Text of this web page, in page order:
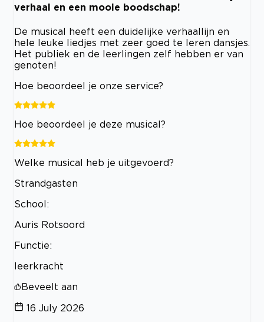
verhaal en een mooie boodschap!
De musical heeft een duidelijke verhaallijn en
hele leuke liedjes met zeer goed te leren dansjes.
Het publiek en de leerlingen zelf hebben er van
genoten!
Hoe beoordeel je onze service?
Hoe beoordeel je deze musical?
Welke musical heb je uitgevoerd?
Strandgasten
School:
Auris Rotsoord
Functie:
leerkracht
Beveelt aan
16 July 2026